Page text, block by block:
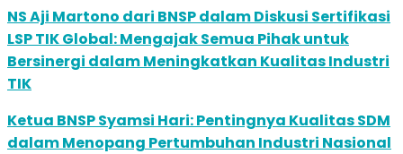
NS Aji Martono dari BNSP dalam Diskusi Sertifikasi
LSP TIK Global: Mengajak Semua Pihak untuk
Bersinergi dalam Meningkatkan Kualitas Industri
TIK
Ketua BNSP Syamsi Hari: Pentingnya Kualitas SDM
dalam Menopang Pertumbuhan Industri Nasional